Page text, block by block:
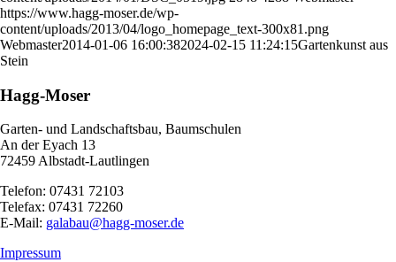
https://www.hagg-moser.de/wp-
content/uploads/2013/04/logo_homepage_text-300x81.png
Webmaster2014-01-06 16:00:382024-02-15 11:24:15Gartenkunst aus
Stein
Hagg-Moser
Garten- und Landschaftsbau, Baumschulen
An der Eyach 13
72459 Albstadt-Lautlingen
Telefon: 07431 72103
Telefax: 07431 72260
E-Mail: galabau@hagg-moser.de
Impressum